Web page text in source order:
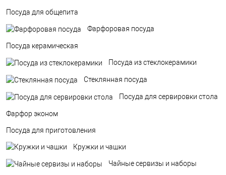
Посуда для общепита
Фарфоровая посуда
Посуда керамическая
Посуда из стеклокерамики
Стеклянная посуда
Посуда для сервировки стола
Фарфор эконом
Посуда для приготовления
Кружки и чашки
Чайные сервизы и наборы